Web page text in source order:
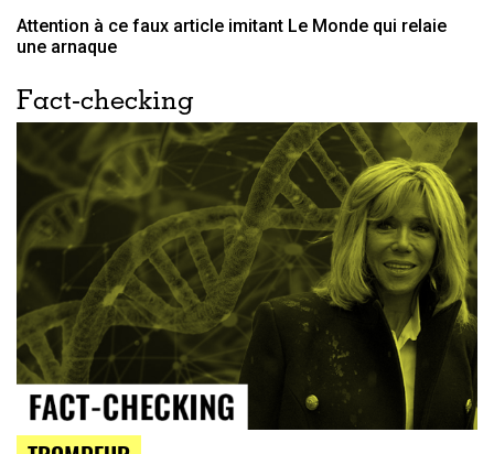
Attention à ce faux article imitant Le Monde qui relaie
une arnaque
Fact-checking